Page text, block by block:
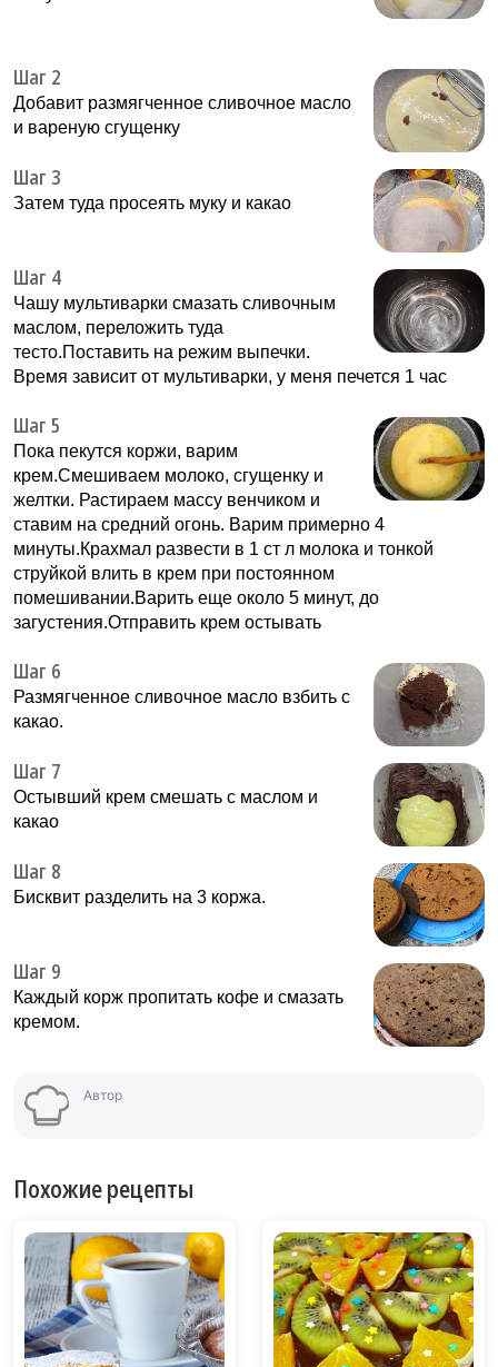
Шаг 2
Добавит размягченное сливочное масло
и вареную сгущенку
Шаг 3
Затем туда просеять муку и какао
Шаг 4
Чашу мультиварки смазать сливочным
маслом, переложить туда
тесто.Поставить на режим выпечки.
Время зависит от мультиварки, у меня печется 1 час
Шаг 5
Пока пекутся коржи, варим
крем.Смешиваем молоко, сгущенку и
желтки. Растираем массу венчиком и
ставим на средний огонь. Варим примерно 4
минуты.Крахмал развести в 1 ст л молока и тонкой
струйкой влить в крем при постоянном
помешивании.Варить еще около 5 минут, до
загустения.Отправить крем остывать
Шаг 6
Размягченное сливочное масло взбить с
какао.
Шаг 7
Остывший крем смешать с маслом и
какао
Шаг 8
Бисквит разделить на 3 коржа.
Шаг 9
Каждый корж пропитать кофе и смазать
кремом.
Автор
Похожие рецепты